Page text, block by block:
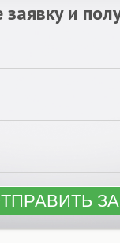
заявку и